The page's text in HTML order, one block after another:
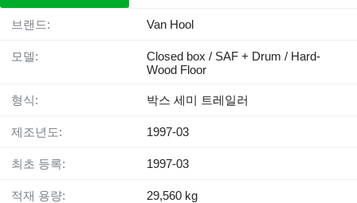
브랜드: Van Hool
모델:
Closed box / SAF + Drum / Hard-
Wood Floor
형식: 박스 세미 트레일러
제조년도: 1997-03
최초 등록: 1997-03
적재 용량: 29,560 kg